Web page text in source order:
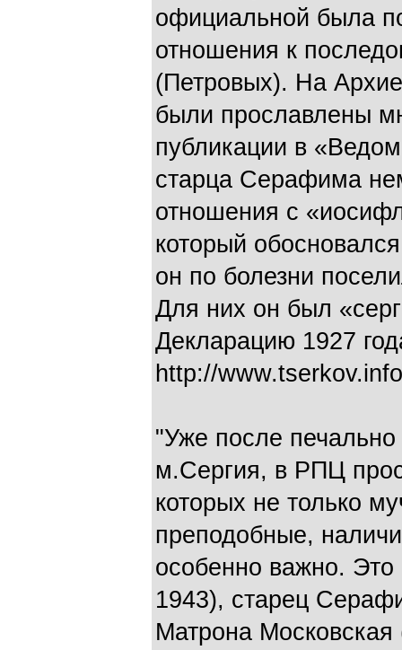
официальной была
отношения к
(Петровых). На
были прославлены
публикации в
старца Серафима
отношения с
который
он по болезни
Для них он был
Декларацию 1927
http://
"Уже после печально
м.Сергия, в РПЦ
которых не только
преподобные,
особенно важно.
1943), старец
Матрона Московская